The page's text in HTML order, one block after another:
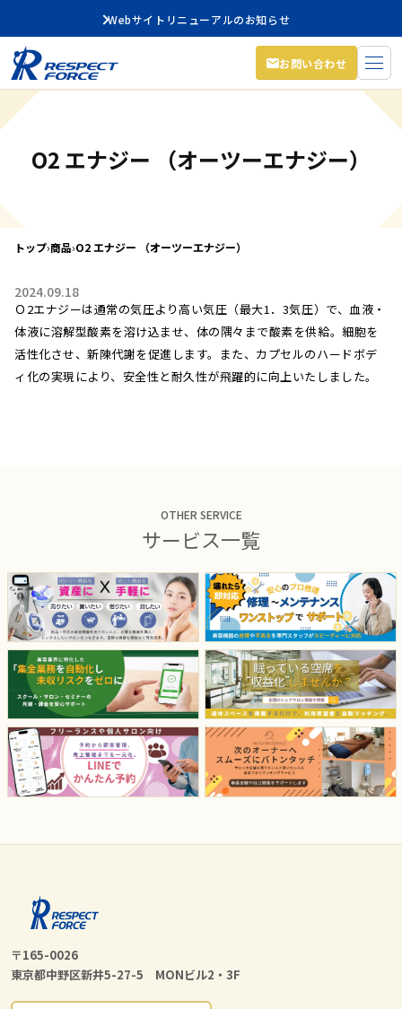
Webサイトリニューアルのお知らせ
お問い合わせ
O2 エナジー （オーツーエナジー）
トップ›商品›O2 エナジー （オーツーエナジー）
2024.09.18
Ｏ2エナジーは通常の気圧より高い気圧（最大1．3気圧）で、血液・
体液に溶解型酸素を溶け込ませ、体の隅々まで酸素を供給。細胞を
活性化させ、新陳代謝を促進します。また、カプセルのハードボデ
ィ化の実現により、安全性と耐久性が飛躍的に向上いたしました。
OTHER SERVICE
サービス一覧
〒165-0026
東京都中野区新井5-27-5 MONビル2・3F